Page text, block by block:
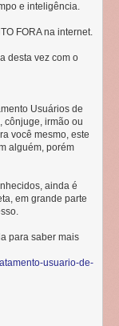
Pessoa a Usar o
que levam uma
seu custo, que é
e ao chegar ao
é vendido no
desde o primeiro
e inteligência.
FORA na internet.
desta vez com o
Usuários de
cônjuge, irmão ou
você mesmo, este
alguém, porém
ainda é
em grande parte
para saber mais
usuario-de-